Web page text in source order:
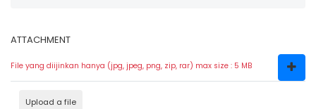
ATTACHMENT
File yang diijinkan hanya (jpg, jpeg, png, zip, rar) max size : 5 MB
Upload a file